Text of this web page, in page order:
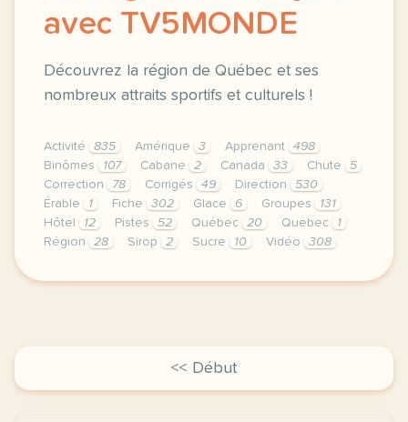
avec TV5MONDE
Découvrez la région de Québec et ses
nombreux attraits sportifs et culturels !
Activité 835 Amérique 3 Apprenant
498
Binômes
107 Cabane 2 Canada 33 Chute
5
Correction
78 Corrigés 49 Direction
530
Érable
1 Fiche 302 Glace 6 Groupes
131
Hôtel
12 Pistes 52 Québec 20 Quebec
1
Région
28 Sirop 2 Sucre 10 Vidéo 308
didomi host didomi components button cursor
<< Début